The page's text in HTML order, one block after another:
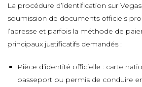
La procédure d’identification sur
soumission de documents officiels
l’adresse et parfois la méthode de
principaux justificatifs demandés :
Pièce d’identité officielle : carte
passeport ou permis de conduire